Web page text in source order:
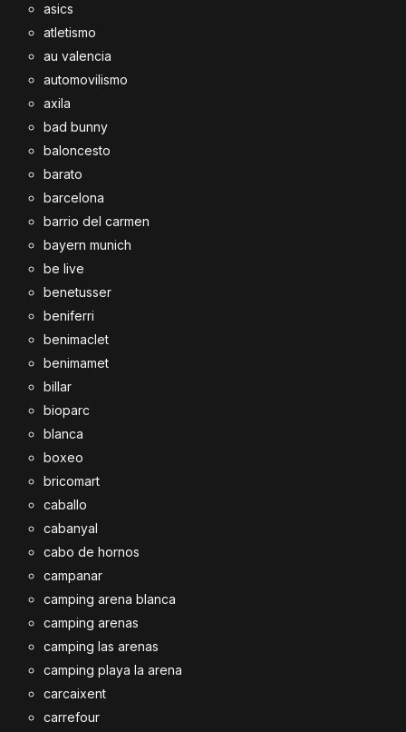
asics
atletismo
au valencia
automovilismo
axila
bad bunny
baloncesto
barato
barcelona
barrio del carmen
bayern munich
be live
benetusser
beniferri
benimaclet
benimamet
billar
bioparc
blanca
boxeo
bricomart
caballo
cabanyal
cabo de hornos
campanar
camping arena blanca
camping arenas
camping las arenas
camping playa la arena
carcaixent
carrefour